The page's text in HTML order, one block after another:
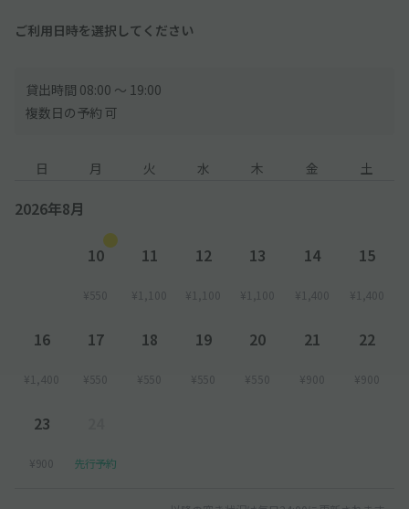
ご利用日時を選択してください
貸出時間 08:00 〜 19:00
複数日の予約 可
日 月 火 水 木 金 土
2026年8月
10
¥550
11
¥1,100
12
¥1,100
13
¥1,100
14
¥1,400
15
¥1,400
16
¥1,400
17
¥550
18
¥550
19
¥550
20
¥550
21
¥900
22
¥900
23
¥900 先行予約